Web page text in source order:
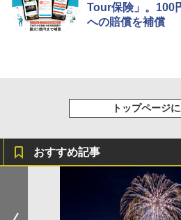
Tour保険」。100
への賠償を補償
トップページ
おすすめ記事